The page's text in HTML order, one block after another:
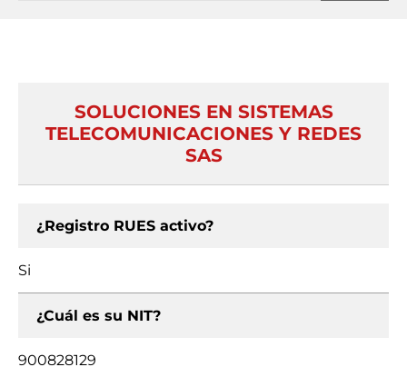
SOLUCIONES EN SISTEMAS
TELECOMUNICACIONES Y REDES
SAS
¿Registro RUES activo?
Si
¿Cuál es su NIT?
900828129